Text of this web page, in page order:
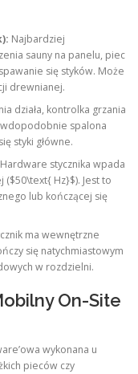
Najbardziej
sauny na panelu, piec
się styków. Może
drewnianej.
działa, kontrolka grzania
spalona
styki główne.
Hardware stycznika wpada
Hz}$). Jest to
lub kończącej się
ma wewnętrzne
się natychmiastowym
w rozdzielni.
On-Site
wykonana u
pieców czy